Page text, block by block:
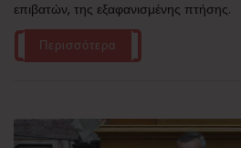
επιβατών, της εξαφανισμένης πτήσης.
Περισσότερα